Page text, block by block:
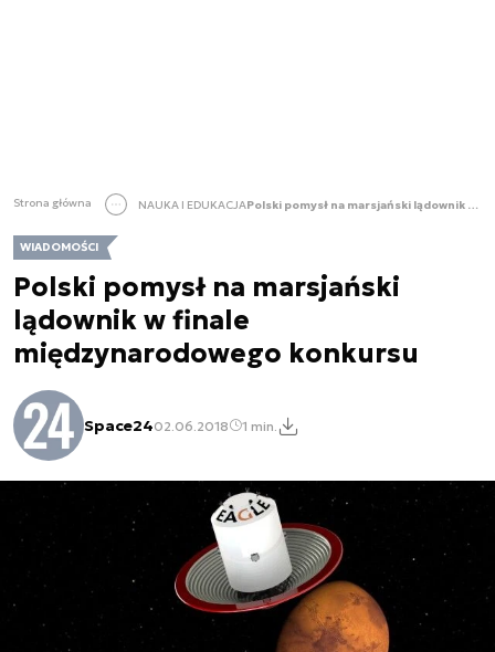
Strona główna NAUKA I EDUKACJA Polski pomysł na marsjański lądownik w finale międzynarodowego konkursu
WIADOMOŚCI
Polski pomysł na marsjański
lądownik w finale
międzynarodowego konkursu
Space2402.06.2018 1 min.